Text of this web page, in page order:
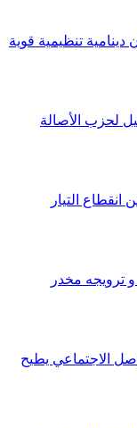
تنظيمية قوية
لحزب الأصالة
التيار
ترويجه مخدر
الاجتماعي يطيح